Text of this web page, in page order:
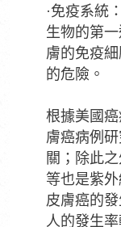
·免疫系統
生物的第
膚的免疫
的危險。
根據美國
膚癌病例
關；除此
等也是紫
皮膚癌的
人的發生